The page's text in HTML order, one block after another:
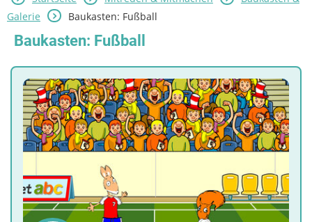
Galerie
Baukasten: Fußball
Baukasten: Fußball